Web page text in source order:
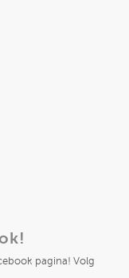
pagina! Volg